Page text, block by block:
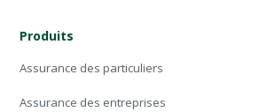
Produits
Assurance des particuliers
Assurance des entreprises